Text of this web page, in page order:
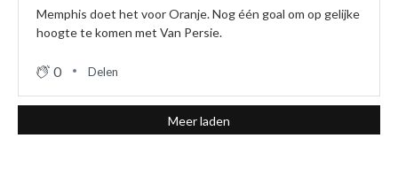
Memphis doet het voor Oranje. Nog één goal om op gelijke
hoogte te komen met Van Persie.
0 Delen
Meer laden